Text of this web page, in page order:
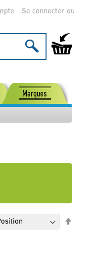
Se connecter
Mon panier
Marques